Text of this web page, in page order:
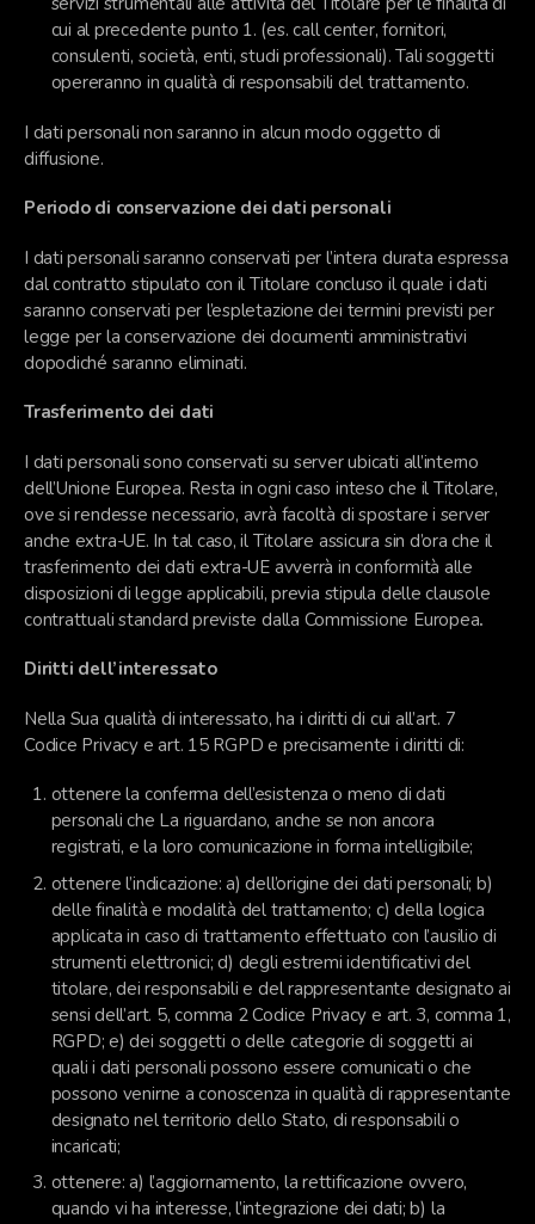
cui al precedente punto 1. (es. call center, fornitori,
consulenti, società, enti, studi professionali). Tali soggetti
opereranno in qualità di responsabili del trattamento.
I dati personali non saranno in alcun modo oggetto di
diffusione.
Periodo di conservazione dei dati personali
I dati personali saranno conservati per l’intera durata espressa
dal contratto stipulato con il Titolare concluso il quale i dati
saranno conservati per l’espletazione dei termini previsti per
legge per la conservazione dei documenti amministrativi
dopodiché saranno eliminati.
Trasferimento dei dati
I dati personali sono conservati su server ubicati all’interno
dell’Unione Europea. Resta in ogni caso inteso che il Titolare,
ove si rendesse necessario, avrà facoltà di spostare i server
anche extra-UE. In tal caso, il Titolare assicura sin d’ora che il
trasferimento dei dati extra-UE avverrà in conformità alle
disposizioni di legge applicabili, previa stipula delle clausole
contrattuali standard previste dalla Commissione Europea.
Diritti dell’interessato
Nella Sua qualità di interessato, ha i diritti di cui all’art. 7
Codice Privacy e art. 15 RGPD e precisamente i diritti di:
ottenere la conferma dell’esistenza o meno di dati
personali che La riguardano, anche se non ancora
registrati, e la loro comunicazione in forma intelligibile;
ottenere l’indicazione: a) dell’origine dei dati personali; b)
delle finalità e modalità del trattamento; c) della logica
applicata in caso di trattamento effettuato con l’ausilio di
strumenti elettronici; d) degli estremi identificativi del
titolare, dei responsabili e del rappresentante designato ai
sensi dell’art. 5, comma 2 Codice Privacy e art. 3, comma 1,
RGPD; e) dei soggetti o delle categorie di soggetti ai
quali i dati personali possono essere comunicati o che
possono venirne a conoscenza in qualità di rappresentante
designato nel territorio dello Stato, di responsabili o
incaricati;
ottenere: a) l’aggiornamento, la rettificazione ovvero,
quando vi ha interesse, l’integrazione dei dati; b) la